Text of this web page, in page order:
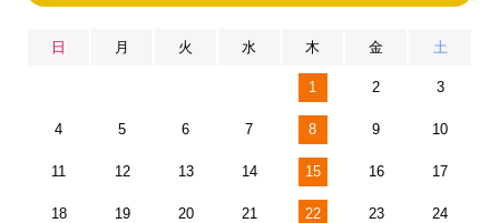
日 月 火 水 木 金 土
1 2 3
4 5 6 7 8 9 10
11 12 13 14 15 16 17
18 19 20 21 22 23 24